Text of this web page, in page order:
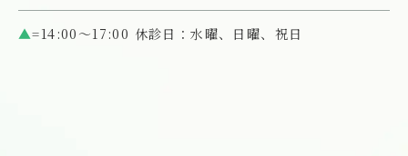
▲=14:00〜17:00 休診日：水曜、日曜、祝日